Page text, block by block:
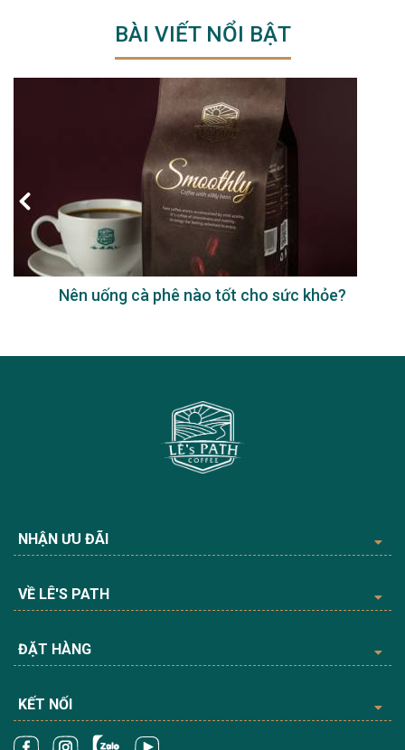
BÀI VIẾT NỔI BẬT
Nên uống cà phê nào tốt cho sức khỏe?
NHẬN ƯU ĐÃI
VỀ LÊ'S PATH
ĐẶT HÀNG
KẾT NỐI